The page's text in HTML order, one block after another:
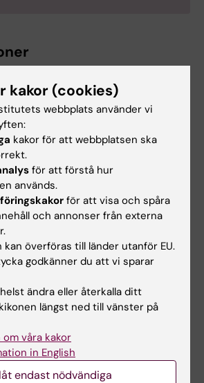
Wheelock
Director
Checa Gomez
Research Infrastructure
18
kakor (cookies)
webbplats använder vi
kakor för att webbplatsen ska
för att förstå hur
används.
för att visa och spåra
och annonser från externa
överföras till länder utanför EU.
godkänner du att vi sparar
ändra eller återkalla ditt
längst ned till vänster på
våra kakor
in English
endast nödvändiga